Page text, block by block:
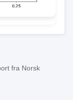
fra Norsk